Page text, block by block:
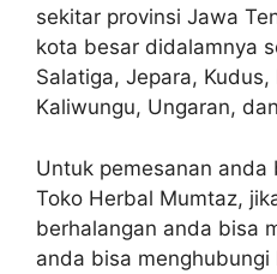
sekitar provinsi Jawa
kota besar didalamnya
Salatiga, Jepara,
Kaliwungu, Ungaran,
Untuk pemesanan anda
Toko Herbal Mumtaz,
berhalangan anda bisa
anda bisa